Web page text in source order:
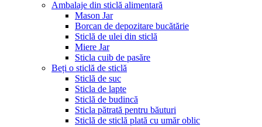
Ambalaje din sticlă alimentară
Mason Jar
Borcan de depozitare bucătărie
Sticlă de ulei din sticlă
Miere Jar
Sticla cuib de pasăre
Beți o sticlă de sticlă
Sticlă de suc
Sticla de lapte
Sticlă de budincă
Sticla pătrată pentru băuturi
Sticlă de sticlă plată cu umăr oblic